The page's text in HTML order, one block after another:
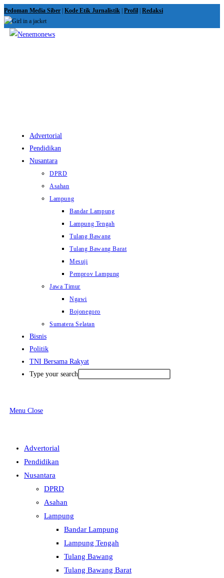
Skip
to
content
Pedoman Media Siber Kode Etik Jurnalistik Profil Redaksi
Advertorial
Pendidikan
Nusantara
DPRD
Asahan
Lampung
Bandar Lampung
Lampung Tengah
Tulang Bawang
Tulang Bawang Barat
Mesuji
Pemprov Lampung
Jawa Timur
Ngawi
Bojonegoro
Sumatera Selatan
Bisnis
Politik
TNI Bersama Rakyat
Type your search
Menu Close
Advertorial
Pendidikan
Nusantara
DPRD
Asahan
Lampung
Bandar Lampung
Lampung Tengah
Tulang Bawang
Tulang Bawang Barat